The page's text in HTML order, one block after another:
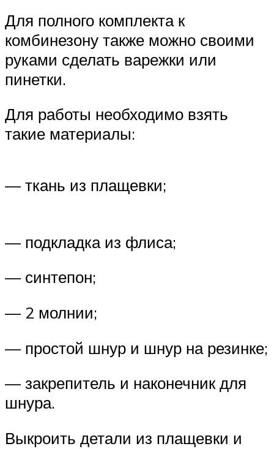
Для полного комплекта к
комбинезону также можно своими
руками сделать варежки или
пинетки.
Для работы необходимо взять
такие материалы:
— ткань из плащевки;
— подкладка из флиса;
— синтепон;
— 2 молнии;
— простой шнур и шнур на резинке;
— закрепитель и наконечник для
шнура.
Выкроить детали из плащевки и